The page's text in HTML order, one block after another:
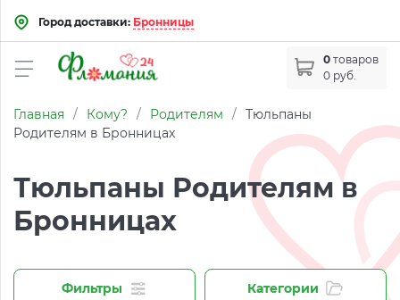
Город доставки: Бронницы
0 товаров
0 руб.
Главная / Кому? / Родителям / Тюльпаны
Родителям в Бронницах
Тюльпаны Родителям в
Бронницах
Фильтры Категории